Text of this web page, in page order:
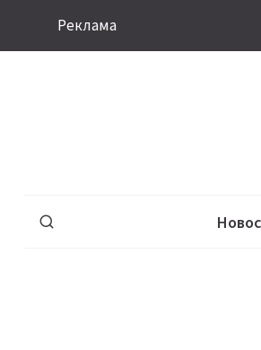
Реклама